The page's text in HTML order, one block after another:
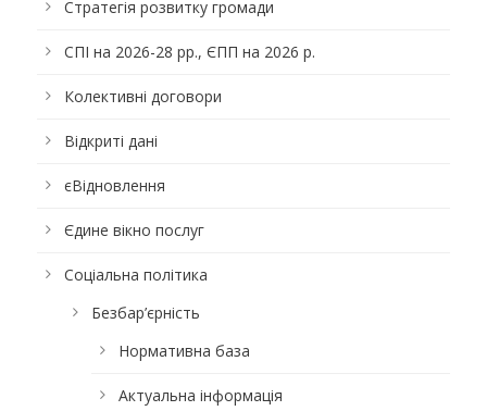
Стратегія розвитку громади
СПІ на 2026-28 рр., ЄПП на 2026 р.
Колективні договори
Відкриті дані
єВідновлення
Єдине вікно послуг
Соціальна політика
Безбар’єрність
Нормативна база
Актуальна інформація